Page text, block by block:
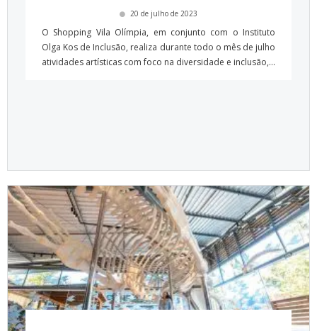
20 de julho de 2023
O Shopping Vila Olímpia, em conjunto com o Instituto
Olga Kos de Inclusão, realiza durante todo o mês de julho
atividades artísticas com foco na diversidade e inclusão,...